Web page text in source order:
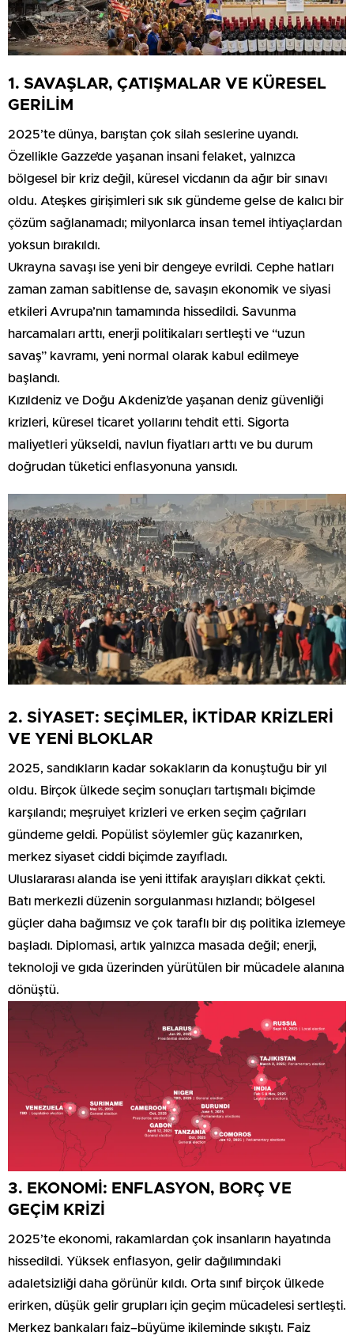
1. SAVAŞLAR, ÇATIŞMALAR VE KÜRESEL
GERİLİM
2025’te dünya, barıştan çok silah seslerine uyandı.
Özellikle Gazze’de yaşanan insani felaket, yalnızca
bölgesel bir kriz değil, küresel vicdanın da ağır bir sınavı
oldu. Ateşkes girişimleri sık sık gündeme gelse de kalıcı bir
çözüm sağlanamadı; milyonlarca insan temel ihtiyaçlardan
yoksun bırakıldı.
Ukrayna savaşı ise yeni bir dengeye evrildi. Cephe hatları
zaman zaman sabitlense de, savaşın ekonomik ve siyasi
etkileri Avrupa’nın tamamında hissedildi. Savunma
harcamaları arttı, enerji politikaları sertleşti ve “uzun
savaş” kavramı, yeni normal olarak kabul edilmeye
başlandı.
Kızıldeniz ve Doğu Akdeniz’de yaşanan deniz güvenliği
krizleri, küresel ticaret yollarını tehdit etti. Sigorta
maliyetleri yükseldi, navlun fiyatları arttı ve bu durum
doğrudan tüketici enflasyonuna yansıdı.
2. SİYASET: SEÇİMLER, İKTİDAR KRİZLERİ
VE YENİ BLOKLAR
2025, sandıkların kadar sokakların da konuştuğu bir yıl
oldu. Birçok ülkede seçim sonuçları tartışmalı biçimde
karşılandı; meşruiyet krizleri ve erken seçim çağrıları
gündeme geldi. Popülist söylemler güç kazanırken,
merkez siyaset ciddi biçimde zayıfladı.
Uluslararası alanda ise yeni ittifak arayışları dikkat çekti.
Batı merkezli düzenin sorgulanması hızlandı; bölgesel
güçler daha bağımsız ve çok taraflı bir dış politika izlemeye
başladı. Diplomasi, artık yalnızca masada değil; enerji,
teknoloji ve gıda üzerinden yürütülen bir mücadele alanına
dönüştü.
3. EKONOMİ: ENFLASYON, BORÇ VE
GEÇİM KRİZİ
2025’te ekonomi, rakamlardan çok insanların hayatında
hissedildi. Yüksek enflasyon, gelir dağılımındaki
adaletsizliği daha görünür kıldı. Orta sınıf birçok ülkede
erirken, düşük gelir grupları için geçim mücadelesi sertleşti.
Merkez bankaları faiz–büyüme ikileminde sıkıştı. Faiz